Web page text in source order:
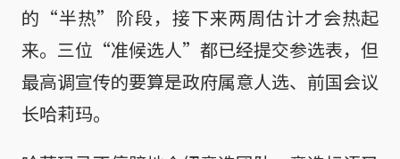
的“半热”阶段，接下来两周估计才会热起
来。三位“准候选人”都已经提交参选表，但
最高调宣传的要算是政府属意人选、前国会议
长哈莉玛。